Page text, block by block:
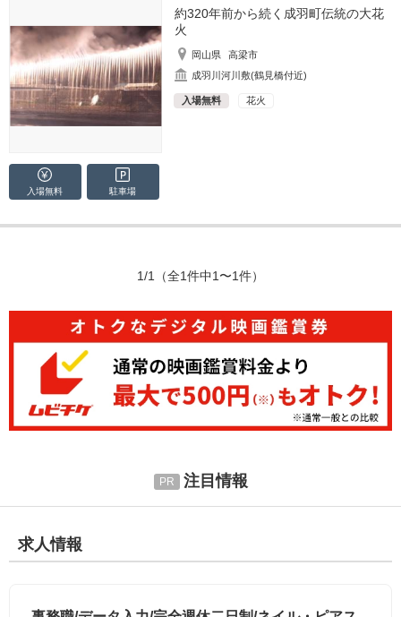
約320年前から続く成羽町伝統の大花
火
岡山県
高梁市
成羽川河川敷(鶴見橋付近)
入場無料 花火
入場無料 駐車場
1/1 （全1件中1〜1件）
注目情報
求人情報